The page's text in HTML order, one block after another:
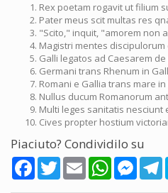
Rex poetam rogavit ut filium
Pater meus scit multas res
"Scito," inquit, "amorem non
Magistri mentes
Galli legatos ad Caesarem
Germani trans Rhenum in
Romani e Gallia trans mare
Nullus ducum Romanorum
Multi leges sanitatis nesciunt
Cives propter hostium
Piaciuto? Condividilo su
FacebookTwitterEmail WhatsApp